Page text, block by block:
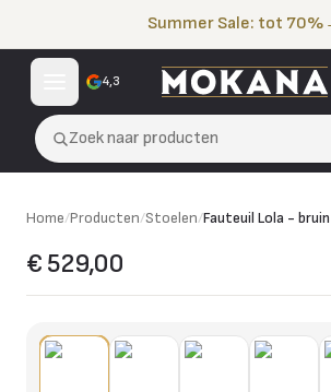
Summer Sale: tot 70%
4,3
Zoek naar producten
Home/Producten/Stoelen/Fauteuil Lola -
€ 529,00